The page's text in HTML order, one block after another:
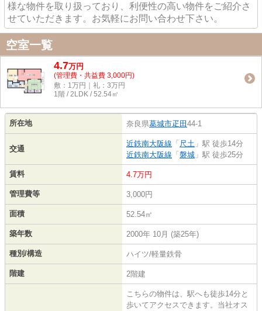
様な物件を取り扱っており、利便性の高い物件をご紹介さ
せていただきます。お気軽にお問い合わせ下さい。
空室一覧
4.7万円
(管理費・共益費 3,000円)
敷：1万円｜礼：3万円
1階 / 2LDK / 52.54㎡
所在地 奈良県葛城市疋田 44-1
交通
近鉄南大阪線 「 尺土 」駅 徒歩14分
近鉄南大阪線 「 磐城 」駅 徒歩25分
賃料 4.7万円
管理費等 3,000円
面積 52.54㎡
築年数 2000年 10月 (築25年)
種別/構造 ハイツ/軽量鉄骨
階建 2階建
こちらの物件は、駅へも徒歩14分と
歩いてアクセスできます。当社オス